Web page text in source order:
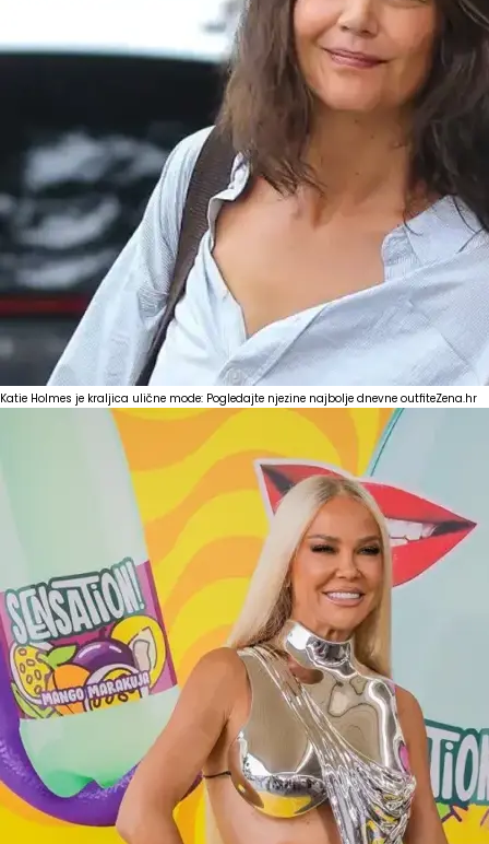
Katie Holmes je kraljica ulične mode: Pogledajte njezine najbolje dnevne outfiteZena.hr